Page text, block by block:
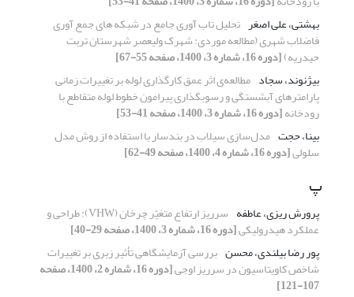
بهشتی، علی اصغر تحلیل تاب آوری جامع در شبکه های جمع آوری
فاضلاب شهری (مطالعه موردی: شهرک ولیعصر شهرستان تربت
حیدریه)[دوره 16، شماره 3، 1400، صفحه 55-67]
بیژنوند، سجاد مطالعه‌ی اثر عمق کارگذاری لوله بر تغییرات زمانی
پارامترهای آبشستگی و رسوبگذاری پیرامون خطوط لوله متقاطع با
رودخانه[دوره 16، شماره 3، 1400، صفحه 41-53]
بینا، حجت مدل‌سازی سیلاب در بندسار با استفاده از روش مدل
سلولی[دوره 16، شماره 4، 1400، صفحه 49-62]
پ
پرورش ریزی، عاطفه سرریز ارتفاع متغیّر چرخان (VHW): طراحی و
عملکرد هیدرولیکی[دوره 16، شماره 3، 1400، صفحه 29-40]
پور رضا بیلندی، محسن بررسی آزمایشگاهی تأثیر زبری بر تغییرات
شاخص کاویتاسیون در سرریز اوجی [دوره 16، شماره 2، 1400، صفحه
107-121]